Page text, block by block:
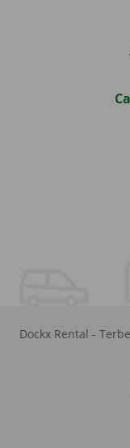
Dockx Rental -